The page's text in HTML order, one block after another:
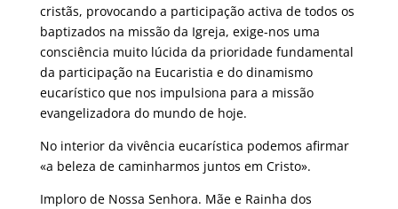
cristãs, provocando a participação activa de todos os
baptizados na missão da Igreja, exige-nos uma
consciência muito lúcida da prioridade fundamental
da participação na Eucaristia e do dinamismo
eucarístico que nos impulsiona para a missão
evangelizadora do mundo de hoje.
No interior da vivência eucarística podemos afirmar
«a beleza de caminharmos juntos em Cristo».
Imploro de Nossa Senhora. Mãe e Rainha dos